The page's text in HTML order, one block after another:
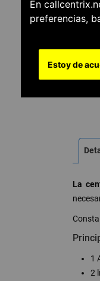
En
preferencias,
Estoy de
La
1
2